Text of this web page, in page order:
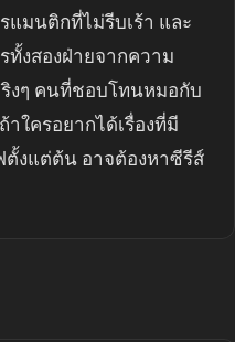
แมนติกที่ไม่รีบเร้า และ
งสองฝ่ายจากความ
งๆ คนที่ชอบโทนหมอกับ
ใครอยากได้เรื่องที่มี
งแต่ต้น อาจต้องหาซีรีส์